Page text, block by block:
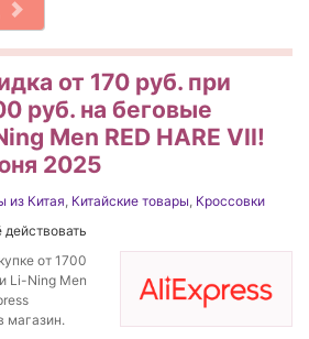
от 170 руб. при
руб. на беговые
Men RED HARE VII!
2025
из Китая, Китайские товары, Кроссовки
от 1700
Li-Ning Men
магазин.